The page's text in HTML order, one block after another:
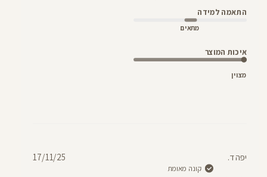
התאמה למידה
מתאים
איכות המוצר
מצוין
יפה ד.
קונה מאומת
תאריך17/11/25